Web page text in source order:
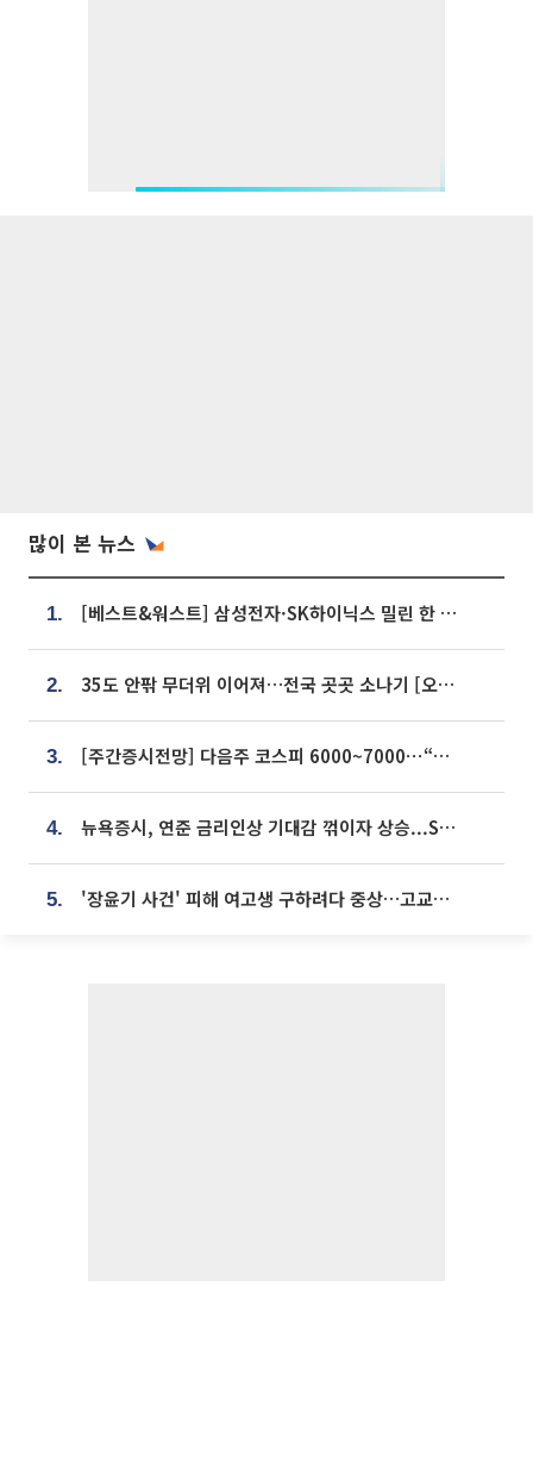
많이 본 뉴스
1. [베스트&워스트] 삼성전자·SK하이닉스 밀린 한 주…상상인증권은 85% 급등
2. 35도 안팎 무더위 이어져…전국 곳곳 소나기 [오늘 날씨]
3. [주간증시전망] 다음주 코스피 6000~7000⋯“外人 수급은 정책이 변수”
4. 뉴욕증시, 연준 금리인상 기대감 꺾이자 상승...S&P500 사상 최고치 [종합]
5. '장윤기 사건' 피해 여고생 구하려다 중상…고교생 의상자 지정